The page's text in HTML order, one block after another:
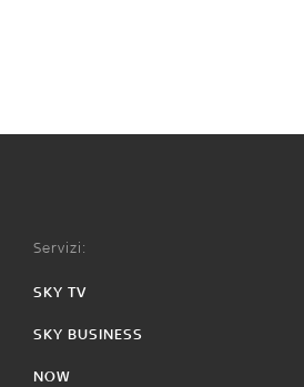
Servizi:
SKY TV
SKY BUSINESS
NOW